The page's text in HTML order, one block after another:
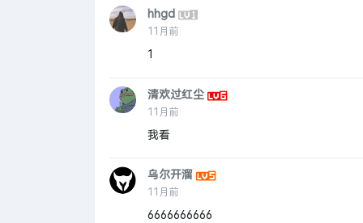
hhgd
11月前
1
清欢过红尘
11月前
我看
乌尔开溜
11月前
6666666666